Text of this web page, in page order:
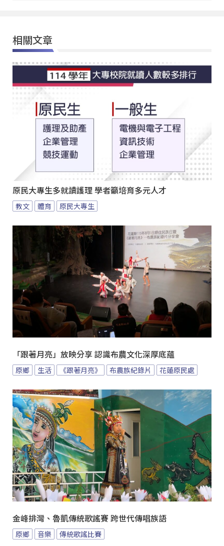
相關文章
原民大專生多就讀護理 學者籲培育多元人才
教文 體育 原民大專生
「跟著月亮」放映分享 認識布農文化深厚底蘊
原鄉 生活 《跟著月亮》 布農族紀錄片 花蓮原民處
金峰排灣、魯凱傳統歌謠賽 跨世代傳唱族語
原鄉 音樂 傳統歌謠比賽